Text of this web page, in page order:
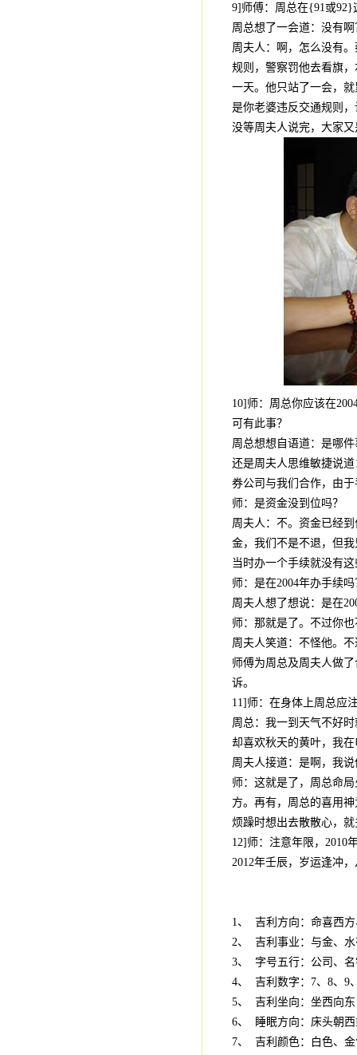
9]师傅：周总在{91或92}
周总想了一会道：没有啊
周夫人：啊，怎么没有
规则，警察罚他去看旗
一天。他只站了一会，
是你老婆违反交通规则，
没等周夫人说完，大家
10]师：周总你应该在
可有此事？
周总想想自语道：是哪
还是周夫人思维敏捷说
券公司与我们合作，由
师：是资金没到位吗？
周夫人：不。资金已经
金，我们不是不退，但
当时办一个手续就没有
师：是在2004年办手续吗
周夫人想了想说：是在
师：那就是了。不过你
周夫人笑道：不怪他。
师傅为周总及周夫人做
诉。
11]师：在身体上周总应
周总：我一到天气不好
却喜欢秋天的黄叶，我
周夫人接道：是啊，我
师：这就是了，周总命
方。再有，周总的喜用
烦躁时想出去散散心，
12]师：注意年限，2010
2012年壬辰，岁运逢冲
1、 吉利方向：命喜西
2、 吉利事业：与金、
3、 字号五行：公司、
4、 吉利数字：7、8、9
5、 吉利坐向：坐西向
6、 睡眠方向：床头朝
7、 吉利颜色：白色、